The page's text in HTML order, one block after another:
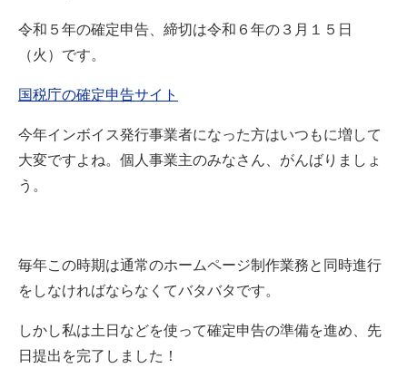
令和５年の確定申告、締切は令和６年の３月１５日
（火）です。
国税庁の確定申告サイト
今年インボイス発行事業者になった方はいつもに増して
大変ですよね。個人事業主のみなさん、がんばりましょ
う。
毎年この時期は通常のホームページ制作業務と同時進行
をしなければならなくてバタバタです。
しかし私は土日などを使って確定申告の準備を進め、先
日提出を完了しました！